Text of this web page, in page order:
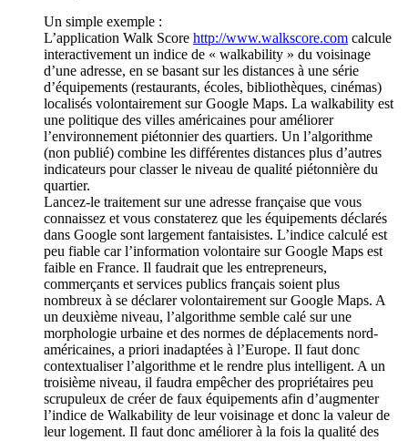
Un simple exemple :
L’application Walk Score http://www.walkscore.com calcule
interactivement un indice de « walkability » du voisinage
d’une adresse, en se basant sur les distances à une série
d’équipements (restaurants, écoles, bibliothèques, cinémas)
localisés volontairement sur Google Maps. La walkability est
une politique des villes américaines pour améliorer
l’environnement piétonnier des quartiers. Un l’algorithme
(non publié) combine les différentes distances plus d’autres
indicateurs pour classer le niveau de qualité piétonnière du
quartier.
Lancez-le traitement sur une adresse française que vous
connaissez et vous constaterez que les équipements déclarés
dans Google sont largement fantaisistes. L’indice calculé est
peu fiable car l’information volontaire sur Google Maps est
faible en France. Il faudrait que les entrepreneurs,
commerçants et services publics français soient plus
nombreux à se déclarer volontairement sur Google Maps. A
un deuxième niveau, l’algorithme semble calé sur une
morphologie urbaine et des normes de déplacements nord-
américaines, a priori inadaptées à l’Europe. Il faut donc
contextualiser l’algorithme et le rendre plus intelligent. A un
troisième niveau, il faudra empêcher des propriétaires peu
scrupuleux de créer de faux équipements afin d’augmenter
l’indice de Walkability de leur voisinage et donc la valeur de
leur logement. Il faut donc améliorer à la fois la qualité des